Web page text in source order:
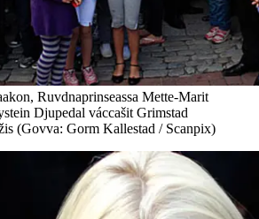
Ruvdnaprinseassa Mette-Marit
Djupedal váccašit Grimstad
(Govva: Gorm Kallestad / Scanpix)